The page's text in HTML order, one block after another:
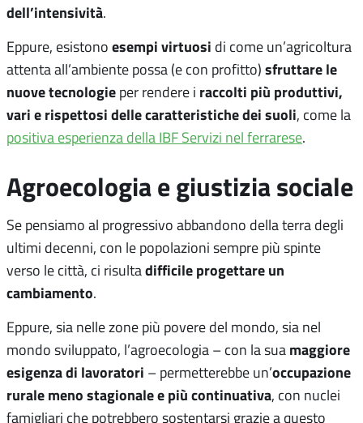
dell’intensività.
Eppure, esistono esempi virtuosi di come un’agricoltura
attenta all’ambiente possa (e con profitto) sfruttare le
nuove tecnologie per rendere i raccolti più produttivi,
vari e rispettosi delle caratteristiche dei suoli, come la
positiva esperienza della IBF Servizi nel ferrarese.
Agroecologia e giustizia sociale
Se pensiamo al progressivo abbandono della terra degli
ultimi decenni, con le popolazioni sempre più spinte
verso le città, ci risultadifficile progettare un
cambiamento.
Eppure, sia nelle zone più povere del mondo, sia nel
mondo sviluppato, l’agroecologia – con la sua maggiore
esigenza di lavoratori – permetterebbe un’occupazione
rurale meno stagionale e più continuativa, con nuclei
famigliari che potrebbero sostentarsi grazie a questo